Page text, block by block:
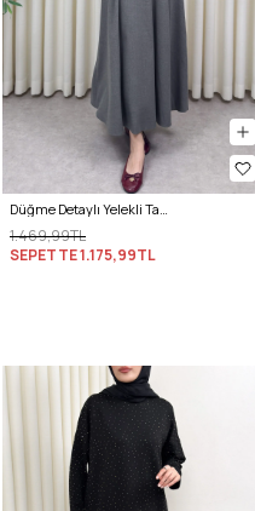
Düğme Detaylı Yelekli Takım 0049 - GRİ
1.469,99TL
SEPETTE1.175,99TL